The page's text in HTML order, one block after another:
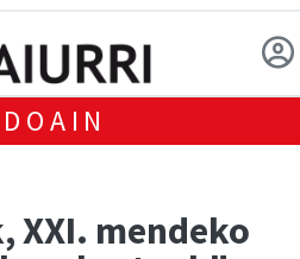
XXI. mendeko